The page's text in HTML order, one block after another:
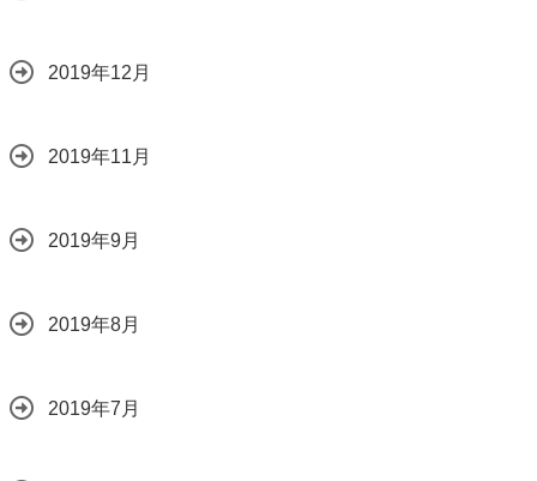
2019年12月
2019年11月
2019年9月
2019年8月
2019年7月